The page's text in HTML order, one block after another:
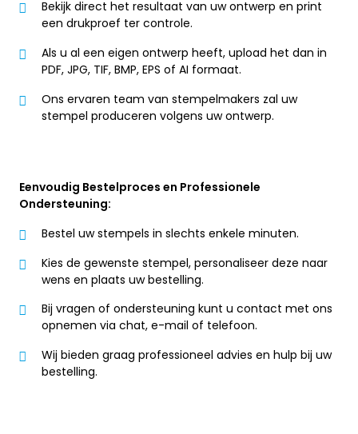
Bekijk direct het resultaat van uw ontwerp en print
een drukproef ter controle.
Als u al een eigen ontwerp heeft, upload het dan in
PDF, JPG, TIF, BMP, EPS of AI formaat.
Ons ervaren team van stempelmakers zal uw
stempel produceren volgens uw ontwerp.
Eenvoudig Bestelproces en Professionele
Ondersteuning:
Bestel uw stempels in slechts enkele minuten.
Kies de gewenste stempel, personaliseer deze naar
wens en plaats uw bestelling.
Bij vragen of ondersteuning kunt u contact met ons
opnemen via chat, e-mail of telefoon.
Wij bieden graag professioneel advies en hulp bij uw
bestelling.